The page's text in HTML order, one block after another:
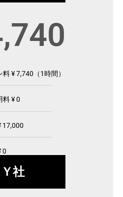
料 ¥ 7,740（1時間）
料 ¥ 0
17,000
0
Ｙ社